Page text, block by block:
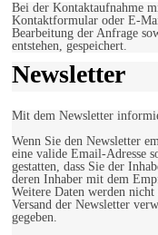
Bei der Kontaktaufnahme
Kontaktformular oder E-
Bearbeitung der Anfrage
entstehen, gespeichert.
Newsletter
Mit dem Newsletter
Wenn Sie den Newsletter
eine valide Email-Adresse
gestatten, dass Sie der
deren Inhaber mit dem
Weitere Daten werden
Versand der Newsletter
gegeben.